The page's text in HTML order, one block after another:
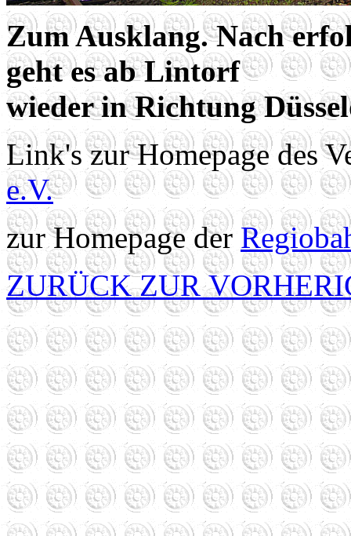
Zum Ausklang. Nach
geht es ab Lintorf
wieder in Richtung
Link's zur Homepage des
e.V.
zur Homepage der
ZURÜCK ZUR